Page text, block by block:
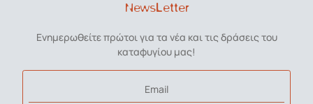
NewsLetter
Ενημερωθείτε πρώτοι για τα νέα και τις δράσεις του
καταφυγίου μας!
Email